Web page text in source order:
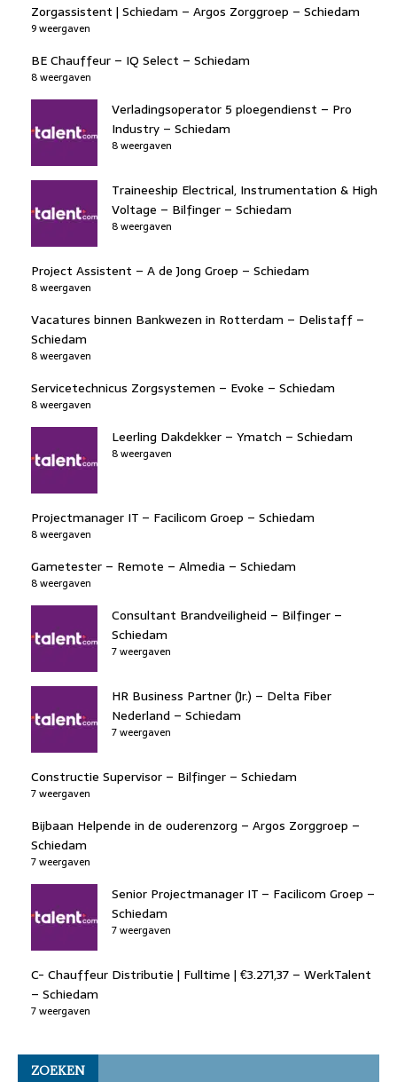
Zorgassistent | Schiedam – Argos Zorggroep – Schiedam
9 weergaven
BE Chauffeur – IQ Select – Schiedam
8 weergaven
Verladingsoperator 5 ploegendienst – Pro
Industry – Schiedam
8 weergaven
Traineeship Electrical, Instrumentation & High
Voltage – Bilfinger – Schiedam
8 weergaven
Project Assistent – A de Jong Groep – Schiedam
8 weergaven
Vacatures binnen Bankwezen in Rotterdam – Delistaff –
Schiedam
8 weergaven
Servicetechnicus Zorgsystemen – Evoke – Schiedam
8 weergaven
Leerling Dakdekker – Ymatch – Schiedam
8 weergaven
Projectmanager IT – Facilicom Groep – Schiedam
8 weergaven
Gametester – Remote – Almedia – Schiedam
8 weergaven
Consultant Brandveiligheid – Bilfinger –
Schiedam
7 weergaven
HR Business Partner (Jr.) – Delta Fiber
Nederland – Schiedam
7 weergaven
Constructie Supervisor – Bilfinger – Schiedam
7 weergaven
Bijbaan Helpende in de ouderenzorg – Argos Zorggroep –
Schiedam
7 weergaven
Senior Projectmanager IT – Facilicom Groep –
Schiedam
7 weergaven
C- Chauffeur Distributie | Fulltime | €3.271,37 – WerkTalent
– Schiedam
7 weergaven
ZOEKEN